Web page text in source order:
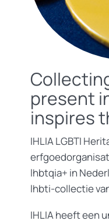
present
inspires
IHLIA LGBTI
lhbtqia+ in
lhbti-collectie
IHLIA heeft een